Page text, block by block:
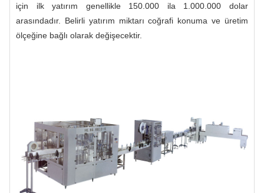
için ilk yatırım genellikle 150.000 ila 1.000.000 dolar
arasındadır. Belirli yatırım miktarı coğrafi konuma ve üretim
ölçeğine bağlı olarak değişecektir.